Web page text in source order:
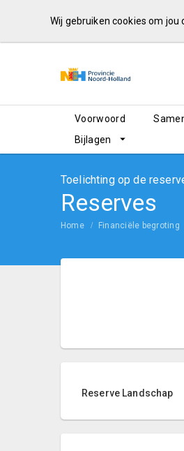
Wij gebruiken cookies om
Voorwoord
Bijlagen
Toelichting op de
Reserves
Home Financiële begroting
Reserve Landschap